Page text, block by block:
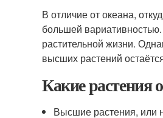
В отличие от океана,
большей
растительной жизни.
высших растений
Какие растения
Высшие растения, или